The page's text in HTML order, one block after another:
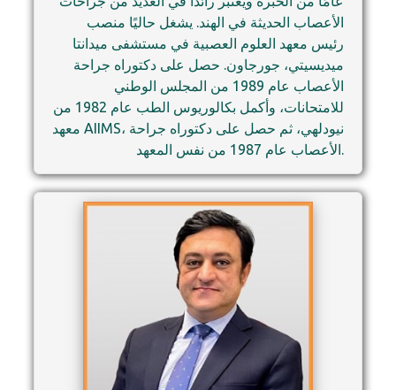
الأعصاب الحديثة في الهند. يشغل حاليًا منصب
رئيس معهد العلوم العصبية في مستشفى ميدانتا
ميديسيتي، جورجاون. حصل على دكتوراه جراحة
الأعصاب عام 1989 من المجلس الوطني
للامتحانات، وأكمل بكالوريوس الطب عام 1982 من
معهد AIIMS، نيودلهي، ثم حصل على دكتوراه جراحة
الأعصاب عام 1987 من نفس المعهد.